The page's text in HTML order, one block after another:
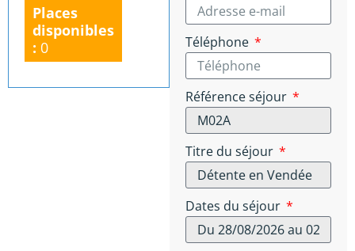
Places
disponibles
: 0 Téléphone
Référence séjour
Titre du séjour
Dates du séjour